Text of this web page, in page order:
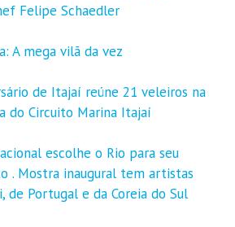
Felipe Schaedler
A mega vilã da vez
de Itajaí reúne 21 veleiros na
do Circuito Marina Itajaí
escolhe o Rio para seu
. Mostra inaugural tem artistas
de Portugal e da Coreia do Sul